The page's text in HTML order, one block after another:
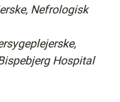
Nefrologisk
Hospital